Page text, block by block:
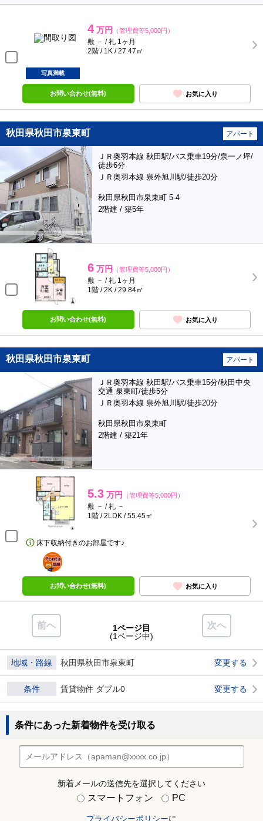
4 万円 （管理費等5,000円）
敷 － / 礼 1ヶ月
2階 / 1K / 27.47㎡
写真満載
お問い合わせ(無料) お気に入り
秋田県秋田市泉東町 アパート
ＪＲ奥羽本線 秋田駅/バス乗車19分/泉一ノ坪/
徒歩6分
ＪＲ奥羽本線 泉外旭川駅/徒歩20分
秋田県秋田市泉東町 5-4
2階建 / 築5年
6 万円 （管理費等5,000円）
敷 － / 礼 1ヶ月
1階 / 2K / 29.84㎡
お問い合わせ(無料) お気に入り
秋田県秋田市泉東町 アパート
ＪＲ奥羽本線 秋田駅/バス乗車15分/秋田中央
交通 泉東町/徒歩5分
ＪＲ奥羽本線 泉外旭川駅/徒歩20分
秋田県秋田市泉東町
2階建 / 築21年
5.3 万円 （管理費等5,000円）
敷 － / 礼 －
1階 / 2LDK / 55.45㎡
床下収納付きのお部屋です♪
ポンタ
部屋
お問い合わせ(無料) お気に入り
前へ 次へ
1ページ目
(1ページ中)
地域・路線 秋田県秋田市泉東町 変更する
条件 賃貸物件 ダブル0 変更する
条件にあった新着物件を受け取る
新着メールの送信先を選択してください
スマートフォン PC
プライバシーポリシーに